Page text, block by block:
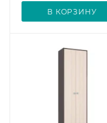
В КОРЗИНУ